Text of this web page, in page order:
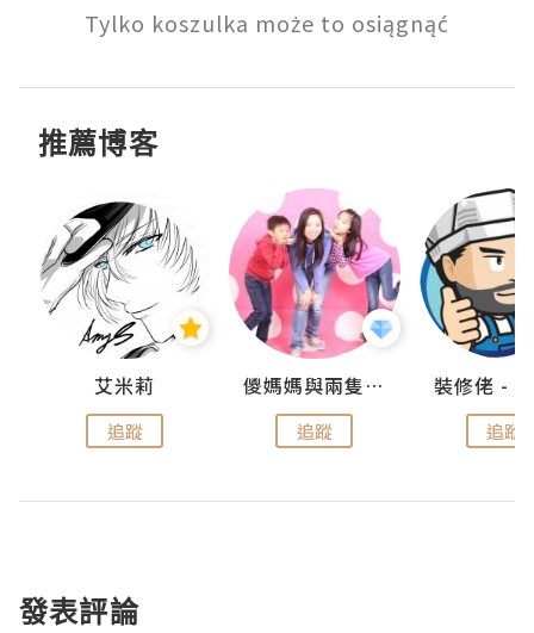
Tylko koszulka może to osiągnąć
推薦博客
艾米莉
追蹤
儍媽媽與兩隻小魔怪之家
追蹤 追蹤
發表評論